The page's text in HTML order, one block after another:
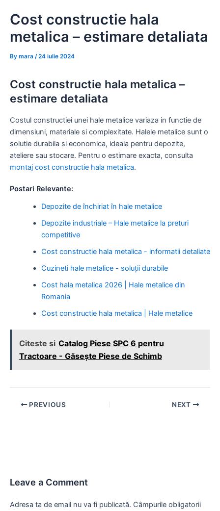
Cost constructie hala
metalica – estimare detaliata
By mara /24 iulie 2024
Cost constructie hala metalica –
estimare detaliata
Costul constructiei unei hale metalice variaza in functie de
dimensiuni, materiale si complexitate. Halele metalice sunt o
solutie durabila si economica, ideala pentru depozite,
ateliere sau stocare. Pentru o estimare exacta, consulta
montaj cost constructie hala metalica.
Postari Relevante:
Depozite de închiriat în hale metalice
Depozite industriale – Hale metalice la preturi
competitive
Cost constructie hala metalica - informatii detaliate
Cuzineti hale metalice - soluții durabile
Cost hala metalica 2026 | Hale metalice din
Romania
Cost constructie hala metalica | Hale metalice
Citeste si Catalog Piese SPC 6 pentru
Tractoare - Găsește Piese de Schimb
Post PREVIOUS NEXT
Leave a Comment
Adresa ta de email nu va fi publicată. Câmpurile obligatorii